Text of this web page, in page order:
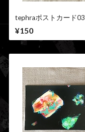
tephraポストカード03
¥150